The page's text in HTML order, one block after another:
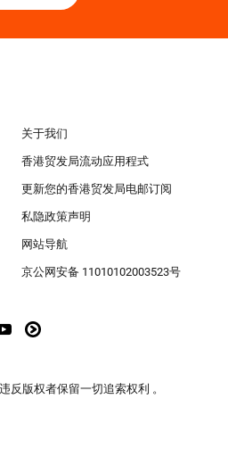
关于我们
香港贸发局流动应用程式
更新您的香港贸发局电邮订阅
私隐政策声明
网站导航
京公网安备 11010102003523号
反版权者保留一切追索权利 。